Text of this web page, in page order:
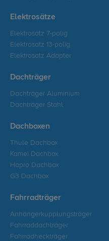
Elektrosätze
Elektrosatz 7-polig
Elektrosatz 13-polig
Elektrosatz Adapter
Dachträger
Dachträger Aluminium
Dachträger Stahl
Dachboxen
Thule Dachbox
Kamei Dachbox
Hapro Dachbox
G3 Dachbox
Fahrradträger
Anhängerkupplungsträger
Fahrraddachträger
Fahrradheckträger